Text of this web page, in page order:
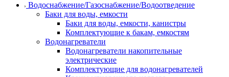
Водоснабжение/Газоснабжение/Водоотведение
Баки для воды, емкости
Баки для воды, емкости, канистры
Комплектующие к бакам, емкостям
Водонагреватели
Водонагреватели накопительные
электрические
Комплектующие для водонагревателей